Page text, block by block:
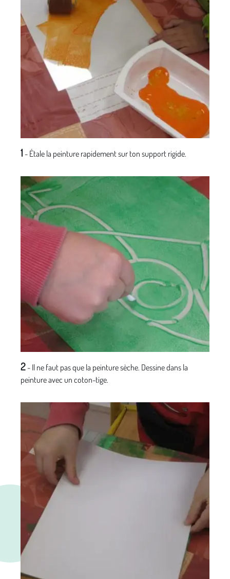
1- Étale la peinture rapidement sur ton support rigide.
2- Il ne faut pas que la peinture sèche. Dessine dans la
peinture avec un coton-tige.